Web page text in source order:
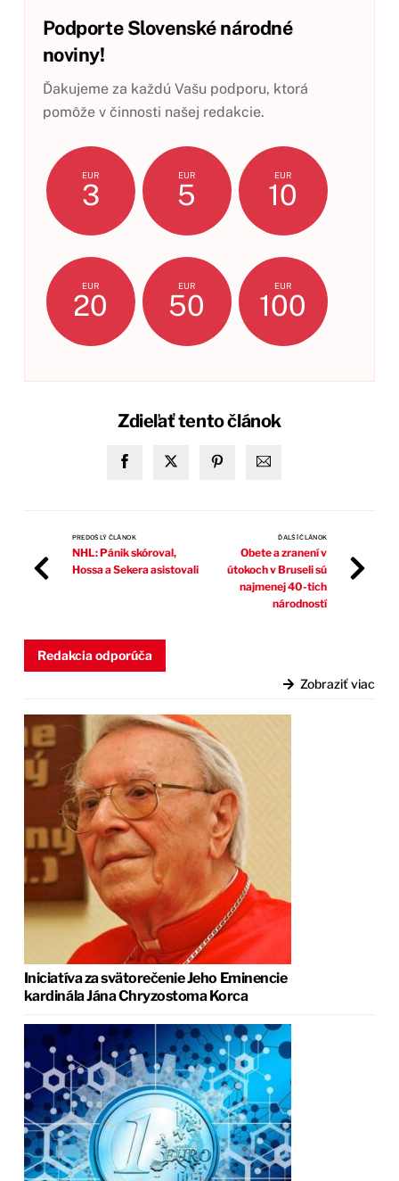
Podporte Slovenské národné
noviny!
Ďakujeme za každú Vašu podporu, ktorá
pomôže v činnosti našej redakcie.
EUR
3
EUR
5
EUR
10
EUR
20
EUR
50
EUR
100
Zdieľať tento článok
PREDOŠLÝ ČLÁNOK
NHL: Pánik skóroval,
Hossa a Sekera asistovali
ĎALŠÍ ČLÁNOK
Obete a zranení v
útokoch v Bruseli sú
najmenej 40-tich
národností
Redakcia odporúča
Zobraziť viac
Iniciatíva za svätorečenie Jeho Eminencie
kardinála Jána Chryzostoma Korca